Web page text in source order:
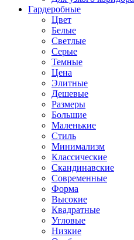
Гардеробные
Цвет
Белые
Светлые
Серые
Темные
Цена
Элитные
Дешевые
Размеры
Большие
Маленькие
Стиль
Минимализм
Классические
Скандинавские
Современные
Форма
Высокие
Квадратные
Угловые
Низкие